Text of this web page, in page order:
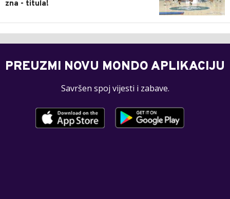
zna - titula!
PREUZMI NOVU MONDO APLIKACIJU
Savršen spoj vijesti i zabave.